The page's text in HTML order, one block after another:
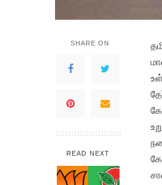
SHARE ON
READ NEXT